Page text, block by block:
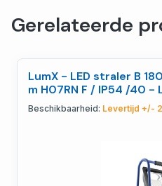
Gerelateerde
LumX - LED straler B
m H07RN F / IP54 /40 -
Beschikbaarheid: Levertijd +/-